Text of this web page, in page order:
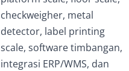
checkweigher, metal
detector, label printing
scale, software timbangan,
integrasi ERP/WMS, dan